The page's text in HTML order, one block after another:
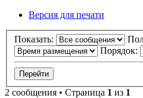
Версия для печати
Показать:
Порядок:
2 сообщения • Страница 1 из 1